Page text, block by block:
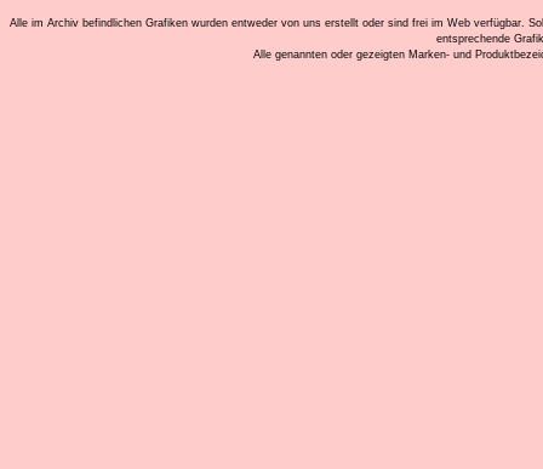
Alle im Archiv befindlichen Grafiken wurden entweder von uns erstellt oder sind frei im Web verfügbar.
entsprechende
Alle genannten oder gezeigten Marken- und